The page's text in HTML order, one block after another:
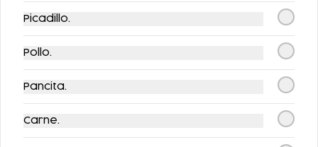
Picadillo.
Pollo.
Pancita.
Carne.